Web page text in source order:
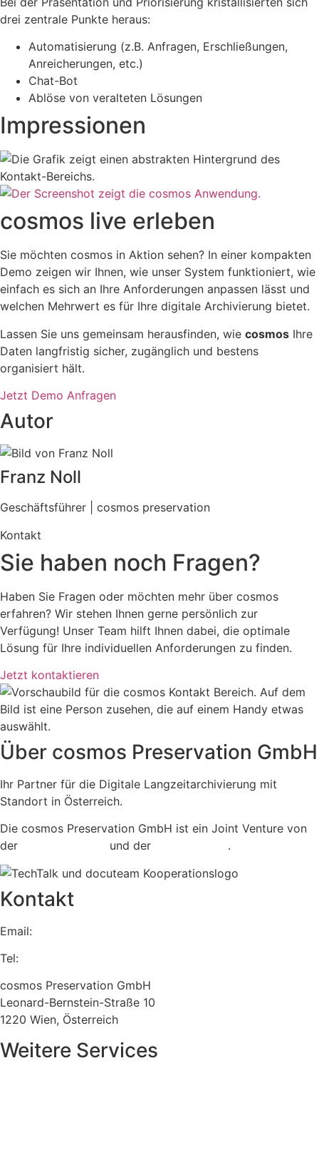
drei zentrale Punkte heraus:
Automatisierung (z.B. Anfragen, Erschließungen,
Anreicherungen, etc.)
Chat-Bot
Ablöse von veralteten Lösungen
Impressionen
cosmos live erleben
Sie möchten cosmos in Aktion sehen? In einer kompakten
Demo zeigen wir Ihnen, wie unser System funktioniert, wie
einfach es sich an Ihre Anforderungen anpassen lässt und
welchen Mehrwert es für Ihre digitale Archivierung bietet.
Lassen Sie uns gemeinsam herausfinden, wie cosmos Ihre
Daten langfristig sicher, zugänglich und bestens
organisiert hält.
Jetzt Demo Anfragen
Autor
Franz Noll
Geschäftsführer | cosmos preservation
Kontakt
Sie haben noch Fragen?
Haben Sie Fragen oder möchten mehr über cosmos
erfahren? Wir stehen Ihnen gerne persönlich zur
Verfügung! Unser Team hilft Ihnen dabei, die optimale
Lösung für Ihre individuellen Anforderungen zu finden.
Jetzt kontaktieren
Über cosmos Preservation GmbH
Ihr Partner für die Digitale Langzeitarchivierung mit
Standort in Österreich.
Die cosmos Preservation GmbH ist ein Joint Venture von
der
und der .
Kontakt
Email:
Tel:
cosmos Preservation GmbH
Leonard-Bernstein-Straße 10
1220 Wien, Österreich
Weitere Services